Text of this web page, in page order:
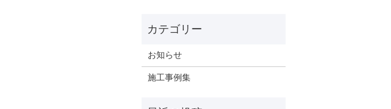
お知らせ
施工事例集